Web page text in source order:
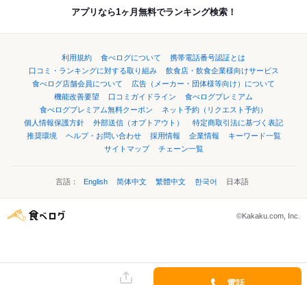
アプリなら1ヶ月無料でランキング検索！
利用規約 食べログについて
携帯電話番号認証とは
口コミ・ランキングに対する取り組み
飲食店・飲食企業様向けサービス
食べログ店舗会員について
広告（メーカー・団体様等向け）について
機能改善要望
口コミガイドライン
食べログプレミアム
食べログプレミアム無料クーポン
ネット予約（リクエスト予約）
個人情報保護方針
外部送信（オプトアウト）
特定商取引法に基づく表記
推奨環境
ヘルプ・お問い合わせ 採用情報 企業情報
キーワード一覧
サイトマップ
チェーン一覧
言語： English 简体中文 繁體中文 한국어 日本語
©Kakaku.com, Inc.